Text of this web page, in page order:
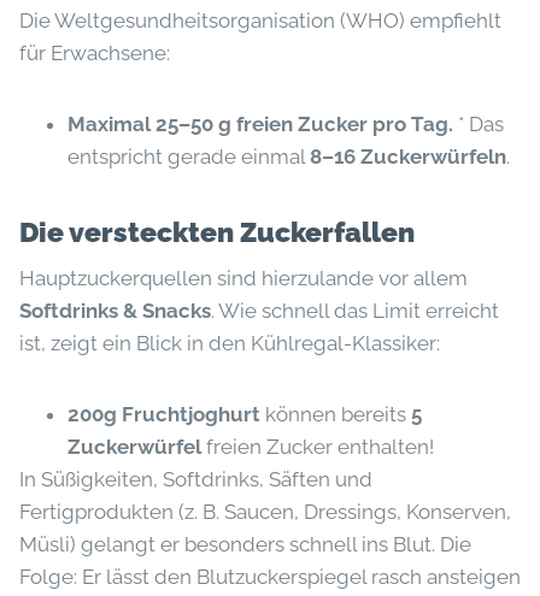
Die Weltgesundheitsorganisation (WHO) empfiehlt
für Erwachsene:
Maximal 25–50 g freien Zucker pro Tag. * Das
entspricht gerade einmal8–16 Zuckerwürfeln.
Die versteckten Zuckerfallen
Hauptzuckerquellen sind hierzulande vor allem
Softdrinks & Snacks. Wie schnell das Limit erreicht
ist, zeigt ein Blick in den Kühlregal-Klassiker:
200g Fruchtjoghurt können bereits 5
Zuckerwürfelfreien Zucker enthalten!
In Süßigkeiten, Softdrinks, Säften und
Fertigprodukten (z. B. Saucen, Dressings, Konserven,
Müsli) gelangt er besonders schnell ins Blut. Die
Folge: Er lässt den Blutzuckerspiegel rasch ansteigen